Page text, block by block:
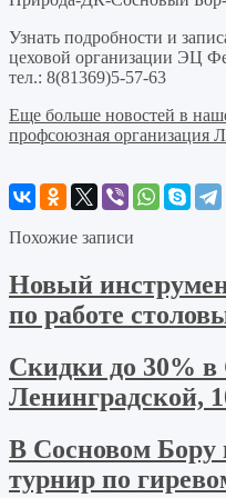
Узнать подробности и
цеховой организации ЭЦ
тел.: 8(81369)5-57-63
Еще больше новостей в
профсоюзная организация
Похожие записи
Новый
по работе
Скидки до 30% в
Ленинградской,
В Сосновом
турнир по